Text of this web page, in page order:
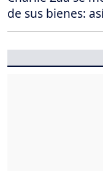
de sus bienes: